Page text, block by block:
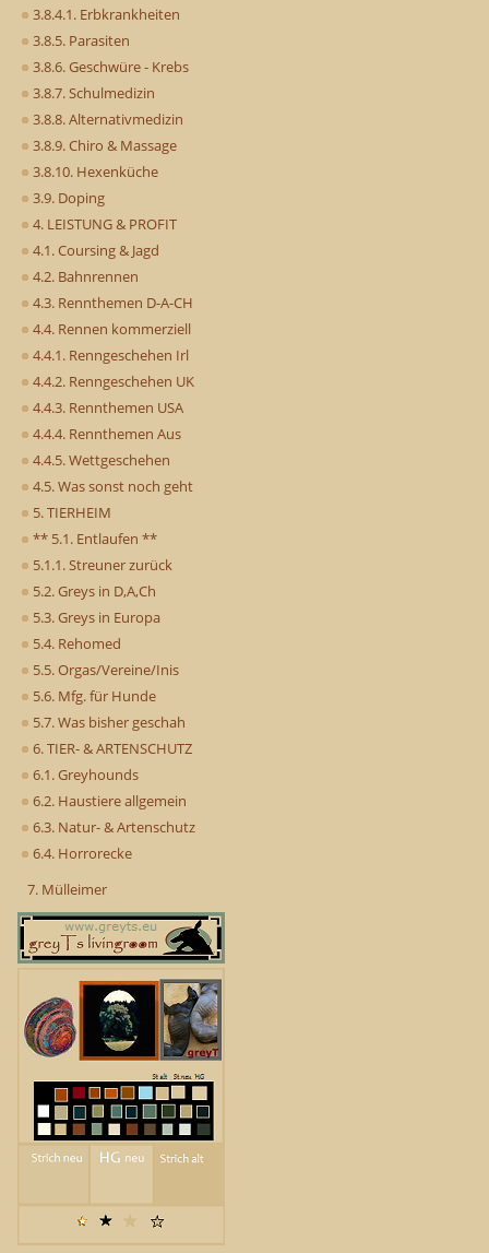
3.8.4.1. Erbkrankheiten
3.8.5. Parasiten
3.8.6. Geschwüre - Krebs
3.8.7. Schulmedizin
3.8.8. Alternativmedizin
3.8.9. Chiro & Massage
3.8.10. Hexenküche
3.9. Doping
4. LEISTUNG & PROFIT
4.1. Coursing & Jagd
4.2. Bahnrennen
4.3. Rennthemen D-A-CH
4.4. Rennen kommerziell
4.4.1. Renngeschehen Irl
4.4.2. Renngeschehen UK
4.4.3. Rennthemen USA
4.4.4. Rennthemen Aus
4.4.5. Wettgeschehen
4.5. Was sonst noch geht
5. TIERHEIM
** 5.1. Entlaufen **
5.1.1. Streuner zurück
5.2. Greys in D,A,Ch
5.3. Greys in Europa
5.4. Rehomed
5.5. Orgas/Vereine/Inis
5.6. Mfg. für Hunde
5.7. Was bisher geschah
6. TIER- & ARTENSCHUTZ
6.1. Greyhounds
6.2. Haustiere allgemein
6.3. Natur- & Artenschutz
6.4. Horrorecke
7. Mülleimer